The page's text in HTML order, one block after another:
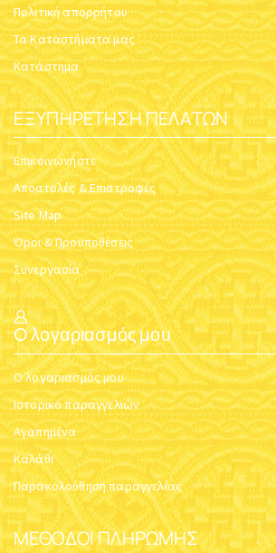
Πολιτική απορρήτου
Τα Καταστήματα μας
Κατάστημα
ΕΞΥΠΗΡΈΤΗΣΗ ΠΕΛΑΤΏΝ
Επικοινωνήστε
Αποστολές & Επιστροφές
Site Map
Όροι & Προϋποθέσεις
Συνεργασία
Ο λογαριασμός μου
Ο λογαριασμός μου
Ιστορικό παραγγελιών
Αγαπημένα
Καλάθι
Παρακολούθηση παραγγελίας
ΜΈΘΟΔΟΙ ΠΛΗΡΩΜΉΣ